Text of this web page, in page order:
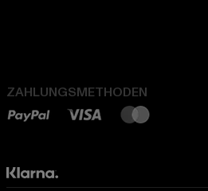
ZAHLUNGSMETHODEN